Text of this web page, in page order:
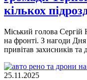
кількох
Міський голова Сергій
на фронті. З нагоди
привітав захисників
25.11.2025